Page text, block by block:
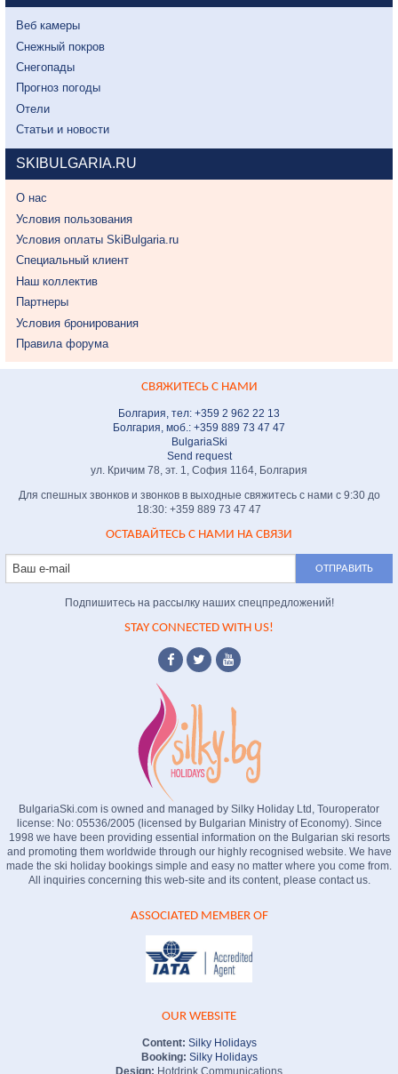
Веб камеры
Снежный покров
Снегопады
Прогноз погоды
Отели
Статьи и новости
SKIBULGARIA.RU
О нас
Условия пользования
Условия оплаты SkiBulgaria.ru
Специальный клиент
Наш коллектив
Партнеры
Условия бронирования
Правила форума
СВЯЖИТЕСЬ С НАМИ
Болгария, тел: +359 2 962 22 13
Болгария, моб.: +359 889 73 47 47
BulgariaSki
Send request
ул. Кричим 78, эт. 1, София 1164, Болгария
Для спешных звонков и звонков в выходные свяжитесь с нами с 9:30 до
18:30: +359 889 73 47 47
ОСТАВАЙТЕСЬ С НАМИ НА СВЯЗИ
Подпишитесь на рассылку наших спецпредложений!
STAY CONNECTED WITH US!
BulgariaSki.com is owned and managed by Silky Holiday Ltd, Touroperator
license: No: 05536/2005 (licensed by Bulgarian Ministry of Economy). Since
1998 we have been providing essential information on the Bulgarian ski resorts
and promoting them worldwide through our highly recognised website. We have
made the ski holiday bookings simple and easy no matter where you come from.
All inquiries concerning this web-site and its content, please contact us.
ASSOCIATED MEMBER OF
OUR WEBSITE
Content: Silky Holidays
Booking: Silky Holidays
Design: Hotdrink Communications